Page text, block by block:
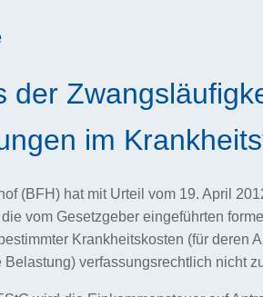
der
im
(BFH) hat mit Urteil vom 19. April
vom Gesetzgeber eingeführten
Krankheitskosten (für deren
verfassungsrechtlich nicht